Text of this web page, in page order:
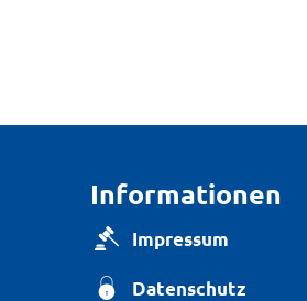
Informationen
Impressum
Datenschutz